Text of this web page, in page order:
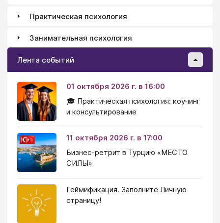
Практическая психология
Занимательная психология
Лента событий
01 октября 2026 г. в 16:00
🎓 Практическая психология: коучинг
и консультирование
11 октября 2026 г. в 17:00
Бизнес-ретрит в Турцию «МЕСТО
СИЛЫ»
Геймификация. Заполните Личную
страницу!